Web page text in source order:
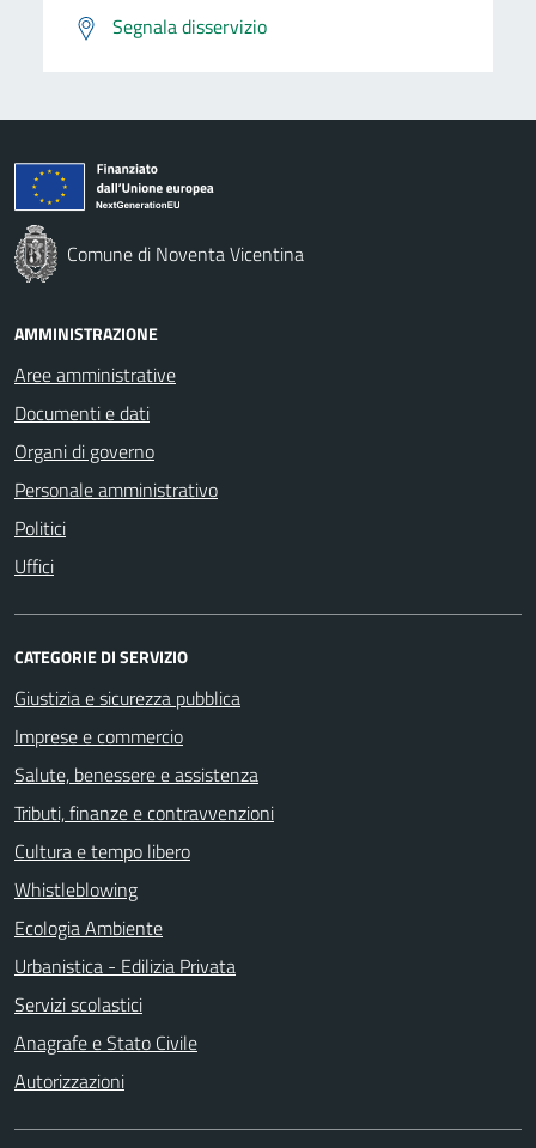
Segnala disservizio
Comune di Noventa Vicentina
AMMINISTRAZIONE
Aree amministrative
Documenti e dati
Organi di governo
Personale amministrativo
Politici
Uffici
CATEGORIE DI SERVIZIO
Giustizia e sicurezza pubblica
Imprese e commercio
Salute, benessere e assistenza
Tributi, finanze e contravvenzioni
Cultura e tempo libero
Whistleblowing
Ecologia Ambiente
Urbanistica - Edilizia Privata
Servizi scolastici
Anagrafe e Stato Civile
Autorizzazioni